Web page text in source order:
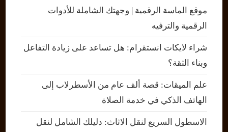
موقع الماسة الرقمية | وجهتك الشاملة للأدوات
الرقمية والترفيه
شراء لايكات انستقرام: هل تساعد على زيادة التفاعل
وبناء الثقة؟
علم الميقات: قصة ألف عام من الأسطرلاب إلى
الهاتف الذكي في خدمة الصلاة
الاسطول السريع لنقل الاثاث: دليلك الشامل لنقل